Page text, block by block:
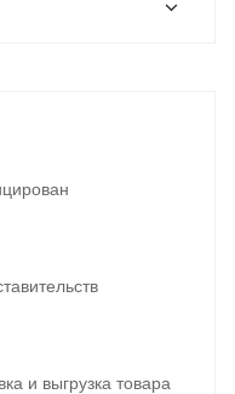
и выгрузка товара